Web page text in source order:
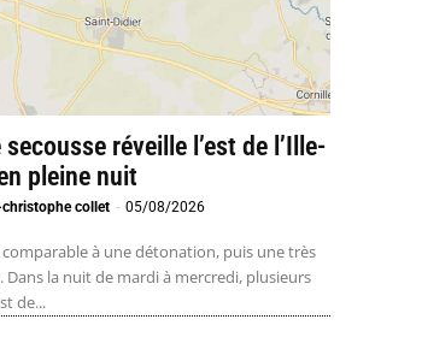
réveille l’est de l’Ille-
pleine nuit
collet - 05/08/2026
à une détonation, puis une très
la nuit de mardi à mercredi, plusieurs
de...